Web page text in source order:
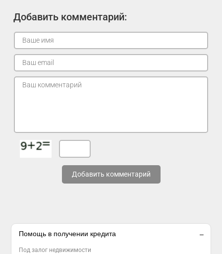
Добавить комментарий:
Добавить комментарий
Помощь в получении кредита
Под залог недвижимости